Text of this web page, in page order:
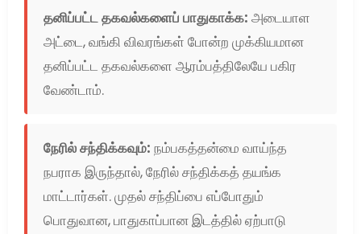
தனிப்பட்ட தகவல்களைப் பாதுகாக்க: அடையாள
அட்டை, வங்கி விவரங்கள் போன்ற முக்கியமான
தனிப்பட்ட தகவல்களை ஆரம்பத்திலேயே பகிர
வேண்டாம்.
நேரில் சந்திக்கவும்: நம்பகத்தன்மை வாய்ந்த
நபராக இருந்தால், நேரில் சந்திக்கத் தயங்க
மாட்டார்கள். முதல் சந்திப்பை எப்போதும்
பொதுவான, பாதுகாப்பான இடத்தில் ஏற்பாடு